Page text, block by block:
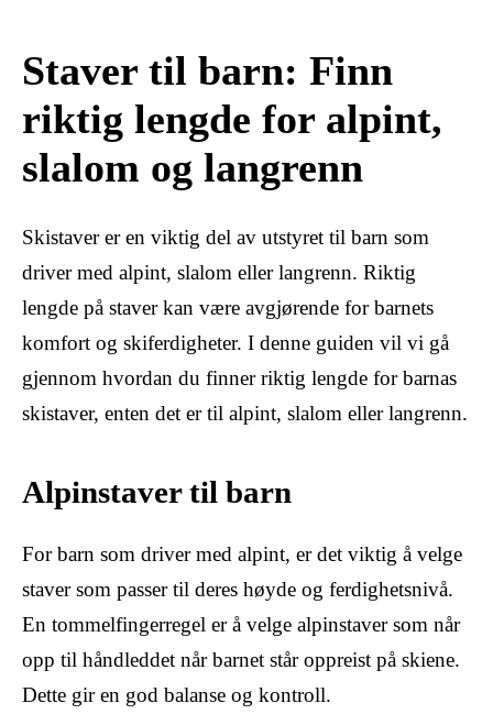
Staver til barn: Finn
riktig lengde for alpint,
slalom og langrenn
Skistaver er en viktig del av utstyret til barn som
driver med alpint, slalom eller langrenn. Riktig
lengde på staver kan være avgjørende for barnets
komfort og skiferdigheter. I denne guiden vil vi gå
gjennom hvordan du finner riktig lengde for barnas
skistaver, enten det er til alpint, slalom eller langrenn.
Alpinstaver til barn
For barn som driver med alpint, er det viktig å velge
staver som passer til deres høyde og ferdighetsnivå.
En tommelfingerregel er å velge alpinstaver som når
opp til håndleddet når barnet står oppreist på skiene.
Dette gir en god balanse og kontroll.